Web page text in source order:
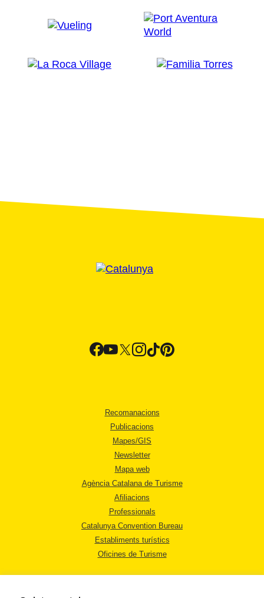
Recomanacions
Publicacions
Mapes/GIS
Newsletter
Mapa web
Agència Catalana de Turisme
Afiliacions
Professionals
Catalunya Convention Bureau
Establiments turístics
Oficines de Turisme